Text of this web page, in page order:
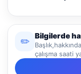
✏️
Bilgilerde
çalışma saati